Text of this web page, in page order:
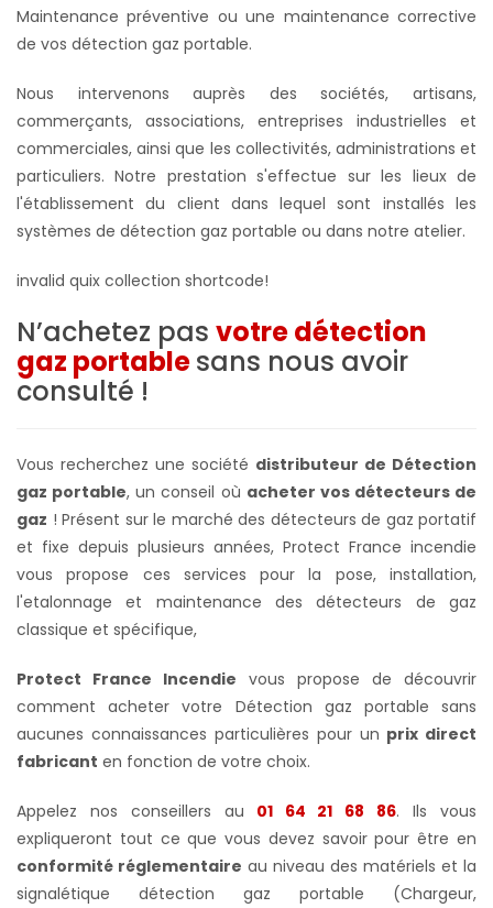
Maintenance préventive ou une maintenance corrective
de vos détection gaz portable.
Nous intervenons auprès des sociétés, artisans,
commerçants, associations, entreprises industrielles et
commerciales, ainsi que les collectivités, administrations et
particuliers. Notre prestation s'effectue sur les lieux de
l'établissement du client dans lequel sont installés les
systèmes de détection gaz portable ou dans notre atelier.
invalid quix collection shortcode!
N’achetez pas votre détection
gaz portablesans nous avoir
consulté !
Vous recherchez une société distributeur de Détection
gaz portable, un conseil où acheter vos détecteurs de
gaz ! Présent sur le marché des détecteurs de gaz portatif
et fixe depuis plusieurs années, Protect France incendie
vous propose ces services pour la pose, installation,
l'etalonnage et maintenance des détecteurs de gaz
classique et spécifique,
Protect France Incendie vous propose de découvrir
comment acheter votre Détection gaz portable sans
aucunes connaissances particulières pour un prix direct
fabricant en fonction de votre choix.
Appelez nos conseillers au 01 64 21 68 86. Ils vous
expliqueront tout ce que vous devez savoir pour être en
conformité réglementaire au niveau des matériels et la
signalétique détection gaz portable (Chargeur,